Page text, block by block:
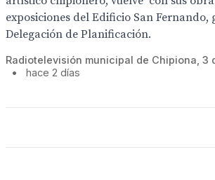
exposiciones del Edificio San Fernando,
Delegación de Planificación.
Radiotelevisión municipal de Chipiona, 3
•
hace 2 días